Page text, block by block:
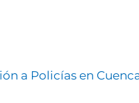
a Policías en